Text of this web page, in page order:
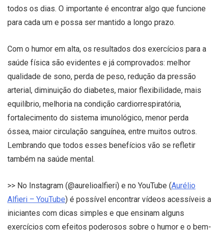
todos os dias. O importante é encontrar algo que funcione
para cada um e possa ser mantido a longo prazo.
Com o humor em alta, os resultados dos exercícios para a
saúde física são evidentes e já comprovados: melhor
qualidade de sono, perda de peso, redução da pressão
arterial, diminuição do diabetes, maior flexibilidade, mais
equilíbrio, melhoria na condição cardiorrespiratória,
fortalecimento do sistema imunológico, menor perda
óssea, maior circulação sanguínea, entre muitos outros.
Lembrando que todos esses benefícios vão se refletir
também na saúde mental.
>> No Instagram (@aurelioalfieri) e no YouTube (Aurélio
Alfieri – YouTube) é possível encontrar vídeos acessíveis a
iniciantes com dicas simples e que ensinam alguns
exercícios com efeitos poderosos sobre o humor e o bem-